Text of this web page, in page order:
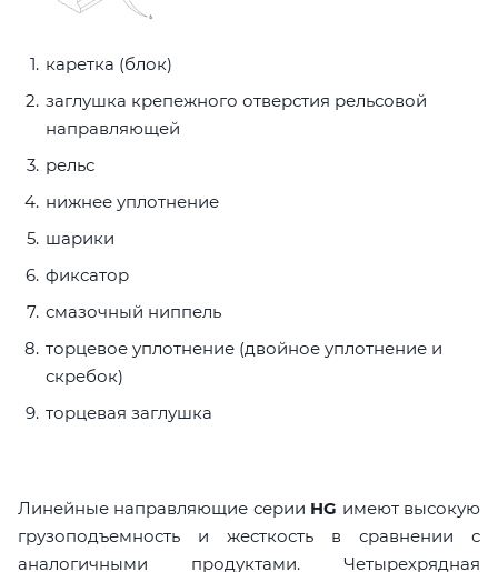
каретка (блок)
заглушка крепежного отверстия рельсовой
направляющей
рельс
нижнее уплотнение
шарики
фиксатор
смазочный ниппель
торцевое уплотнение (двойное уплотнение и
скребок)
торцевая заглушка
Линейные направляющие серии HG имеют высокую
грузоподъемность и жесткость в сравнении с
аналогичными продуктами. Четырехрядная